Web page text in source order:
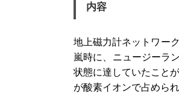
内容
地上磁力計ネットワー
嵐時に、ニュージーラ
状態に達していたこと
が酸素イオンで占めら